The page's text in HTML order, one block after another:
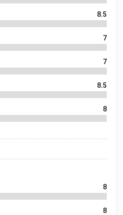
8.5
7
7
8.5
8
8
8